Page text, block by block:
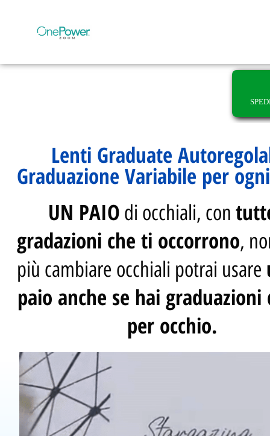
Lenti Graduate
Graduazione Variabile per
UN PAIO di occhiali, con
gradazioni che ti occorrono,
più cambiare occhiali potrai usare
paio anche se hai graduazioni
per occhio.